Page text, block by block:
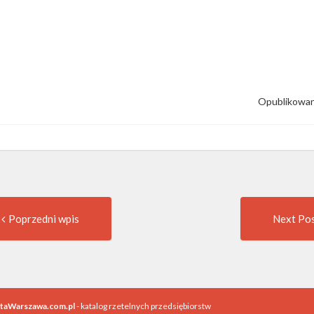
Poprzedni wpis Next
- katalog rzetelnych przedsiębiorstw